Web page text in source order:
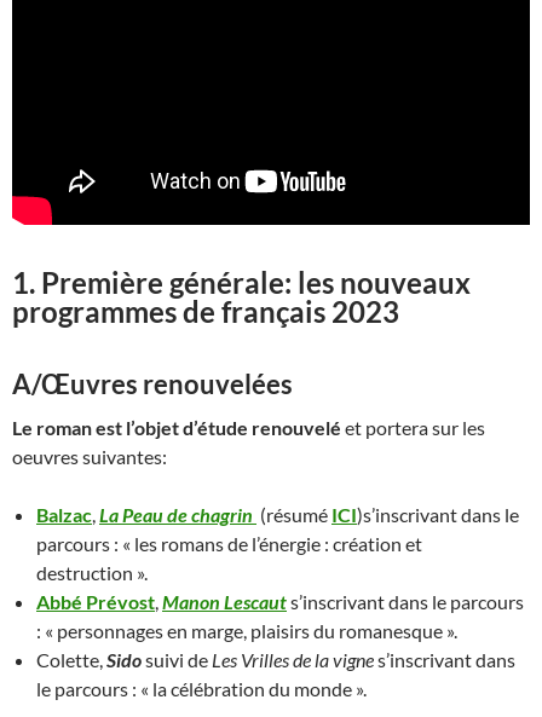
1. Première générale: les nouveaux
programmes de français 2023
A/Œuvres renouvelées
Le roman est l’objet d’étude renouvelé et portera sur les
oeuvres suivantes:
Balzac La Peau de chagrin (résumé ICI)s’inscrivant dans le
parcours : « les romans de l’énergie : création et
destruction ».
Abbé Prévost Manon Lescauts’inscrivant dans le parcours
: « personnages en marge, plaisirs du romanesque ».
Colette, Sidosuivi de Les Vrilles de la vignes’inscrivant dans
le parcours : « la célébration du monde ».